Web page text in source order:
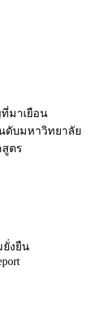
มาเยือน
ดับมหาวิทยาลัย
ตร
ยั่งยืน